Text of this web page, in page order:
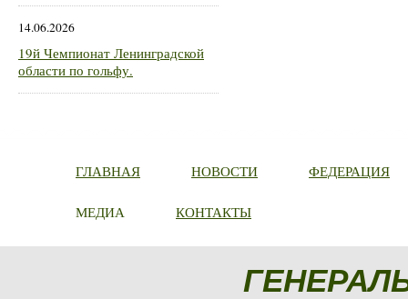
14.06.2026
19й Чемпионат Ленинградской
области по гольфу.
ГЛАВНАЯ НОВОСТИ ФЕДЕРАЦИЯ
МЕДИА КОНТАКТЫ